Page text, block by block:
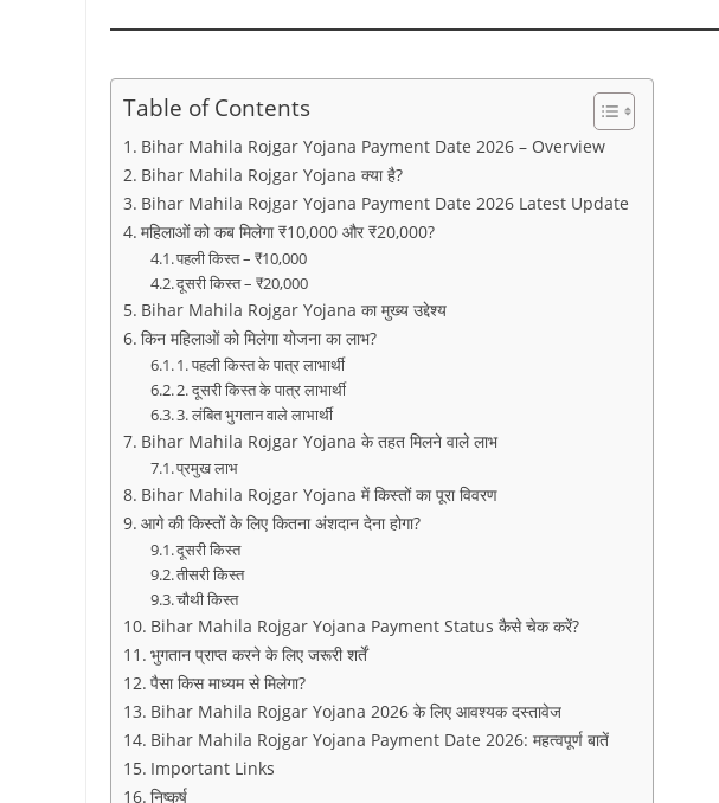
Table of Contents
Bihar Mahila Rojgar Yojana Payment Date 2026 – Overview
Bihar Mahila Rojgar Yojana क्या है?
Bihar Mahila Rojgar Yojana Payment Date 2026 Latest Update
महिलाओं को कब मिलेगा ₹10,000 और ₹20,000?
पहली किस्त – ₹10,000
दूसरी किस्त – ₹20,000
Bihar Mahila Rojgar Yojana का मुख्य उद्देश्य
किन महिलाओं को मिलेगा योजना का लाभ?
1. पहली किस्त के पात्र लाभार्थी
2. दूसरी किस्त के पात्र लाभार्थी
3. लंबित भुगतान वाले लाभार्थी
Bihar Mahila Rojgar Yojana के तहत मिलने वाले लाभ
प्रमुख लाभ
Bihar Mahila Rojgar Yojana में किस्तों का पूरा विवरण
आगे की किस्तों के लिए कितना अंशदान देना होगा?
दूसरी किस्त
तीसरी किस्त
चौथी किस्त
Bihar Mahila Rojgar Yojana Payment Status कैसे चेक करें?
भुगतान प्राप्त करने के लिए जरूरी शर्तें
पैसा किस माध्यम से मिलेगा?
Bihar Mahila Rojgar Yojana 2026 के लिए आवश्यक दस्तावेज
Bihar Mahila Rojgar Yojana Payment Date 2026: महत्वपूर्ण बातें
Important Links
निष्कर्ष